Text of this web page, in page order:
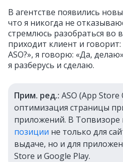
В агентстве появились
что я никогда не
стремлюсь разобраться во
приходит клиент и
ASO?», я говорю: «Да,
я разберусь и сделаю.
Прим. ред.: ASO (App
оптимизация страницы
приложений. В
позиции не только для
выдаче, но и для
Store и Google Play.